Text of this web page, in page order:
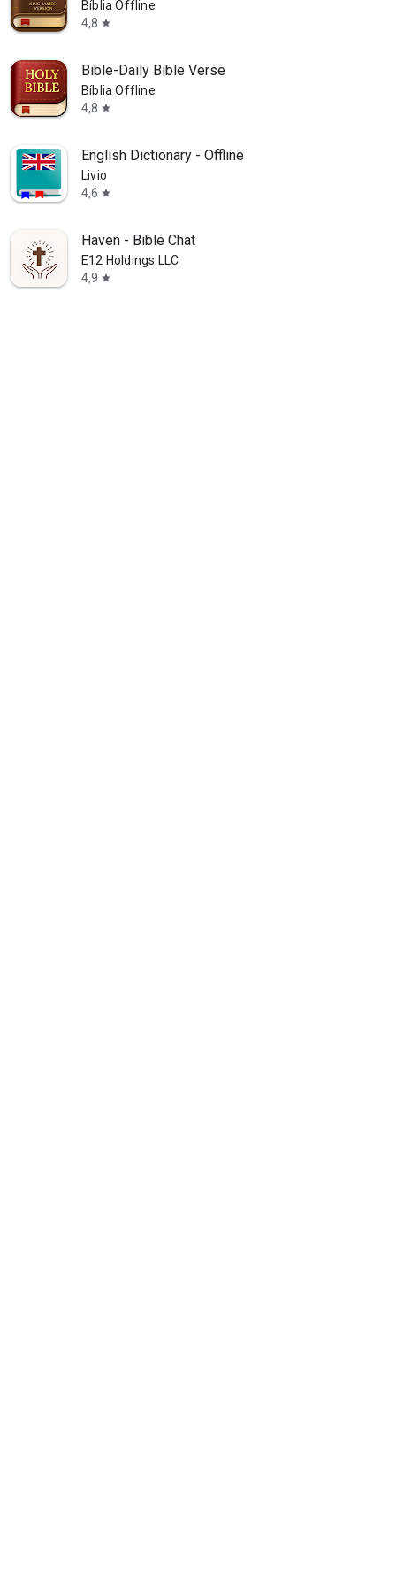
Bíblia Offline
4,8 star
Bible-Daily Bible Verse
Bíblia Offline
4,8 star
English Dictionary - Offline
Livio
4,6 star
Haven - Bible Chat
E12 Holdings LLC
4,9 star